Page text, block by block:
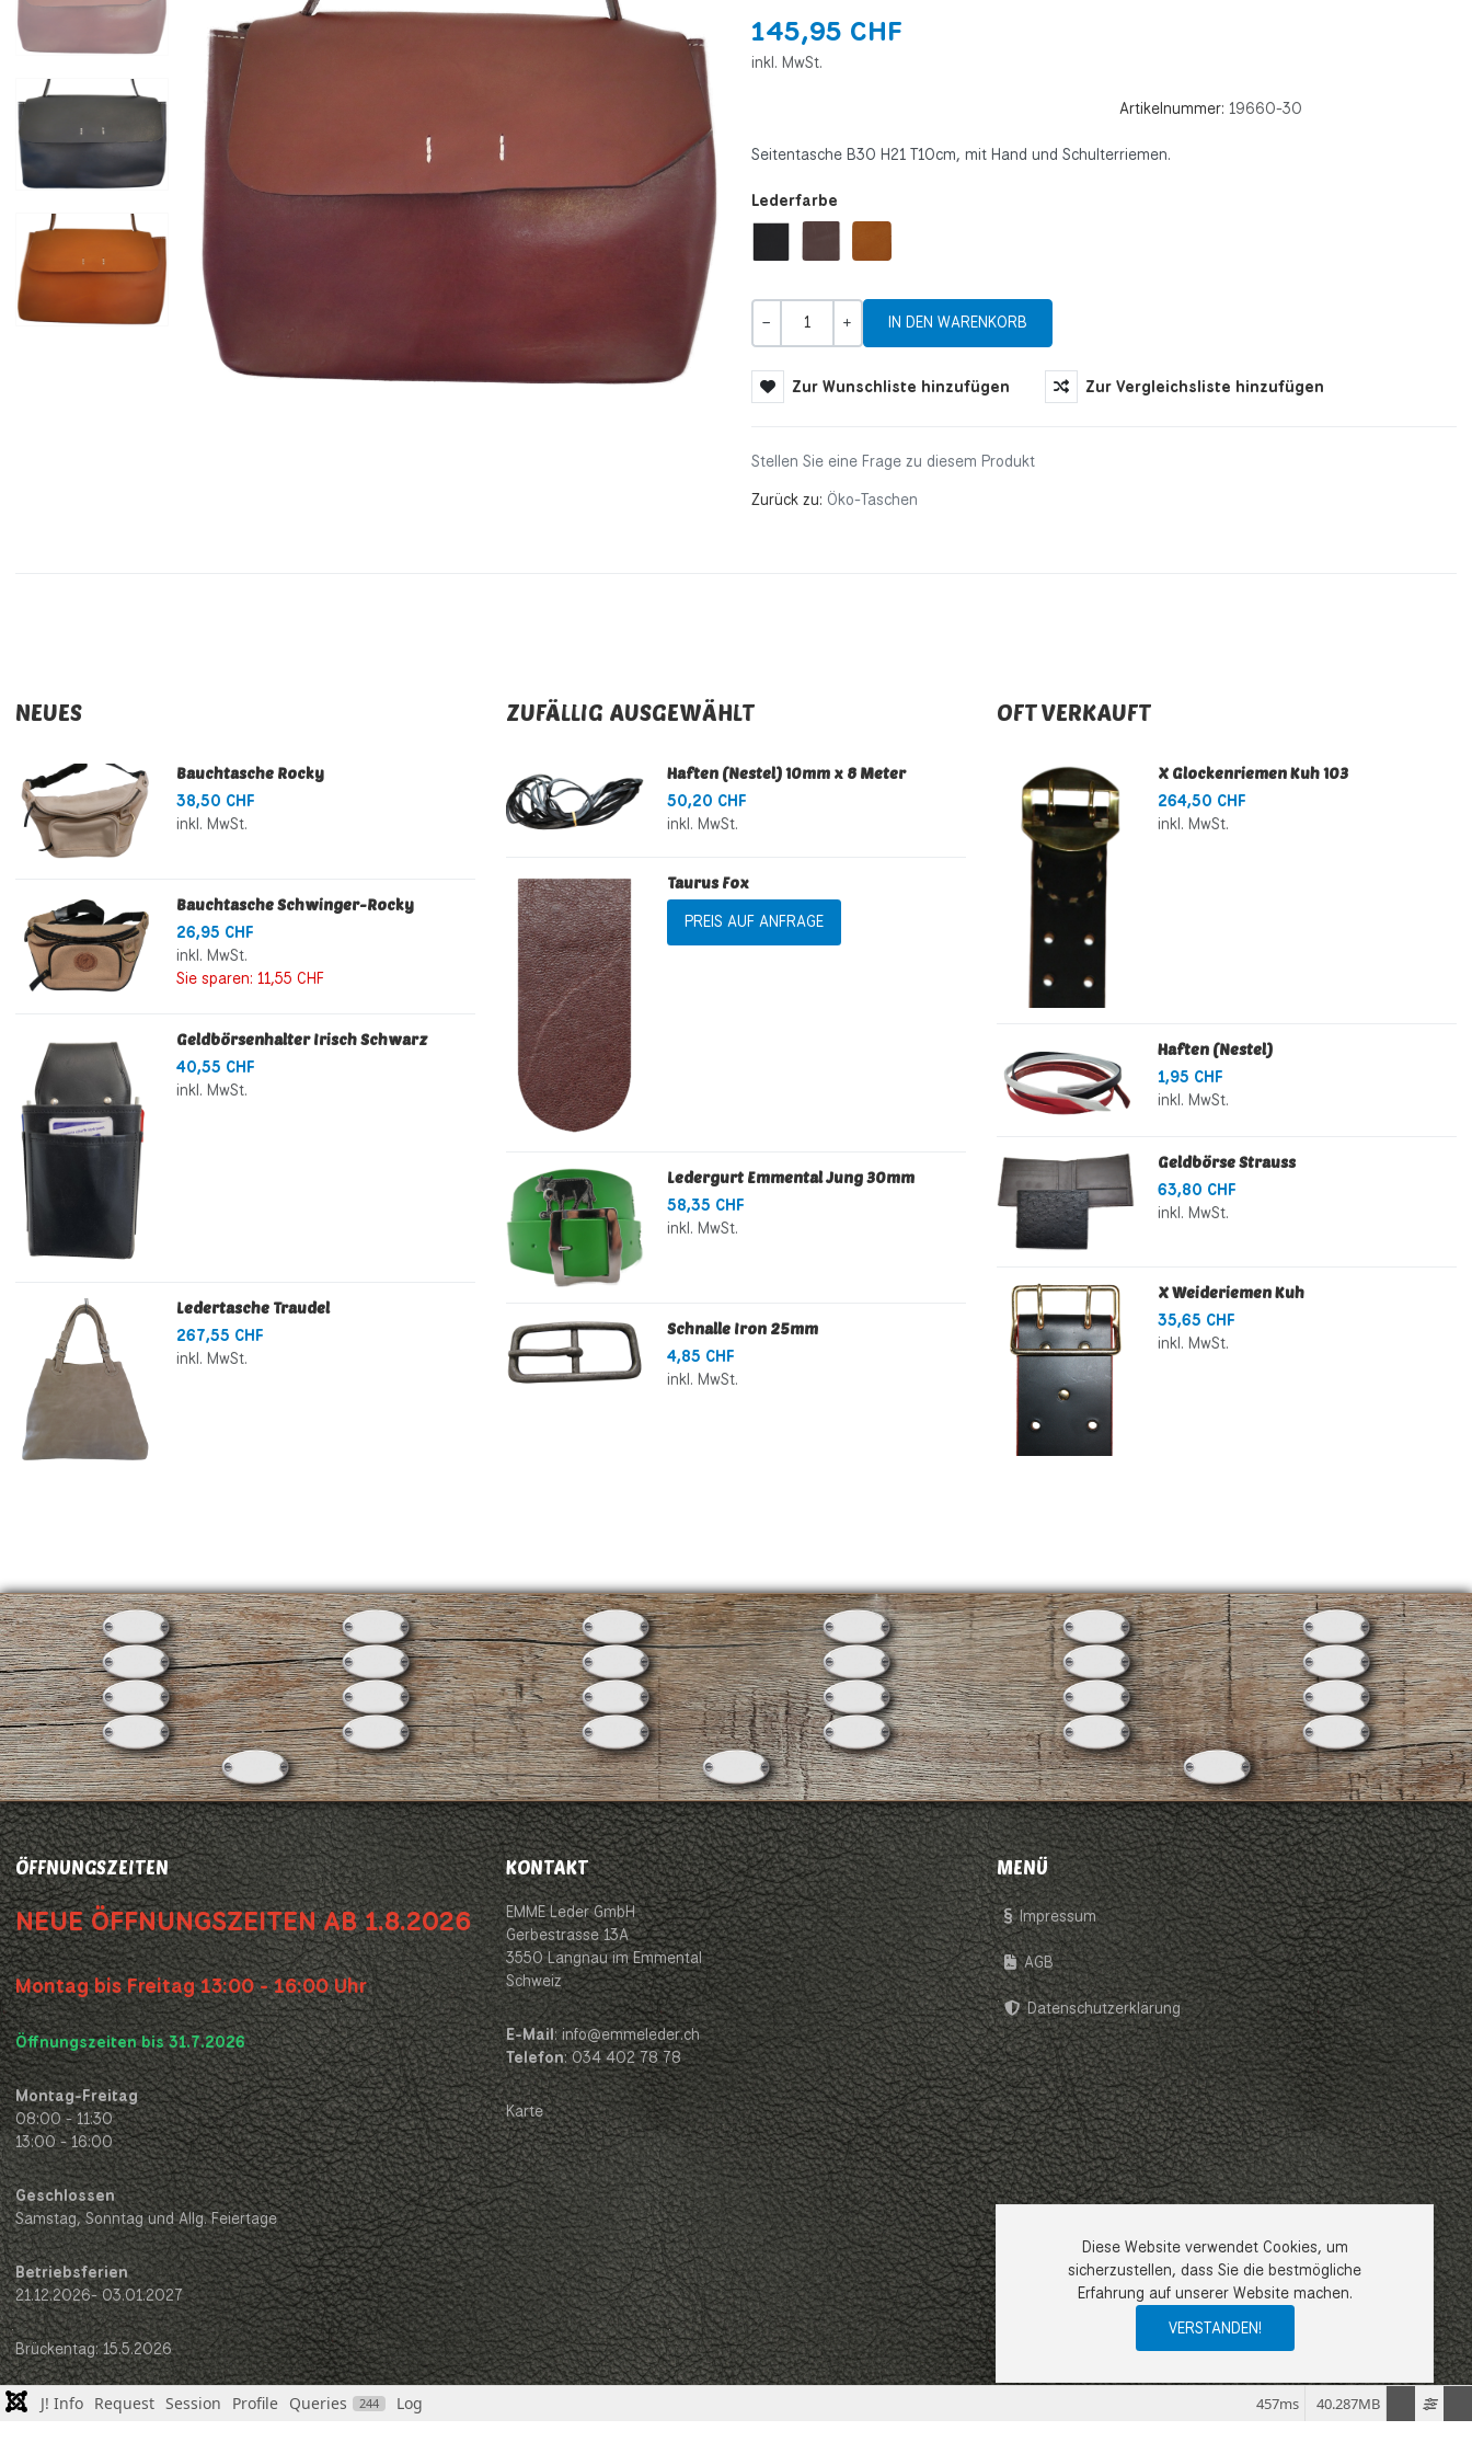
145,95 CHF
inkl. MwSt.
Artikelnummer: 19660-30
Seitentasche B30 H21 T10cm, mit Hand und Schulterriemen.
Lederfarbe
Zur Wunschliste hinzufügen Zur Vergleichsliste hinzufügen
Stellen Sie eine Frage zu diesem Produkt
Zurück zu: Öko-Taschen
NEUES
Bauchtasche Rocky
38,50 CHF
inkl. MwSt.
Bauchtasche Schwinger-Rocky
26,95 CHF
inkl. MwSt.
Sie sparen: 11,55 CHF
Geldbörsenhalter Irisch Schwarz
40,55 CHF
inkl. MwSt.
Ledertasche Traudel
267,55 CHF
inkl. MwSt.
ZUFÄLLIG AUSGEWÄHLT
Haften (Nestel) 10mm x 8 Meter
50,20 CHF
inkl. MwSt.
Taurus Fox
PREIS AUF ANFRAGE
Ledergurt Emmental Jung 30mm
58,35 CHF
inkl. MwSt.
Schnalle Iron 25mm
4,85 CHF
inkl. MwSt.
OFT VERKAUFT
X Glockenriemen Kuh 103
264,50 CHF
inkl. MwSt.
Haften (Nestel)
1,95 CHF
inkl. MwSt.
Geldbörse Strauss
63,80 CHF
inkl. MwSt.
X Weideriemen Kuh
35,65 CHF
inkl. MwSt.
ÖFFNUNGSZEITEN
NEUE ÖFFNUNGSZEITEN AB 1.8.2026
Montag bis Freitag 13:00 - 16:00 Uhr
Öffnungszeiten bis 31.7.2026
Montag-Freitag
08:00 - 11:30
13:00 - 16:00
Geschlossen
Samstag, Sonntag und Allg. Feiertage
Betriebsferien
21.12.2026- 03.01.2027
Brückentag: 15.5.2026
KONTAKT
EMME Leder GmbH
Gerbestrasse 13A
3550 Langnau im Emmental
Schweiz
E-Mail: info@emmeleder.ch
Telefon: 034 402 78 78
Karte
MENÜ
Impressum
AGB
Datenschutzerklärung
Diese Website verwendet Cookies, um
sicherzustellen, dass Sie die bestmögliche
Erfahrung auf unserer Website machen.
VERSTANDEN!
J! Info Request Session Profile Queries 244 Log 40.287MB
457ms